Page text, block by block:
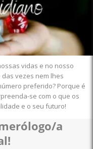
vidas e no nosso
vezes nem lhes
preferido? Porque é
se com o que os
e o seu futuro!
a